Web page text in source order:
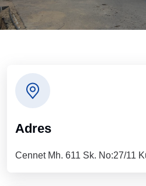
Adres
Cennet Mh. 611 Sk. No:27/11